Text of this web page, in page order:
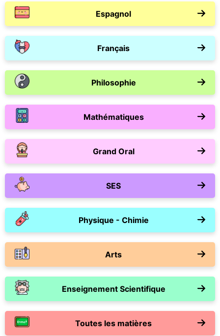
Espagnol
Français
Philosophie
Mathématiques
Grand Oral
SES
Physique - Chimie
Arts
Enseignement Scientifique
Toutes les matières